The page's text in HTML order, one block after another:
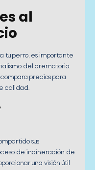
al
tu perro, es importante
del crematorio.
precios para
calidad.
sus
de incineración de
una visión útil